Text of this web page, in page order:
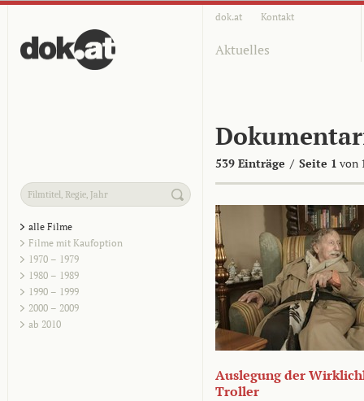
dok.at Kontakt
Aktuelles
539 Einträge / Seite 1 von
alle Filme
Filme mit Kaufoption
1970 – 1979
1980 – 1989
1990 – 1999
2000 – 2009
ab 2010
Auslegung der
Troller